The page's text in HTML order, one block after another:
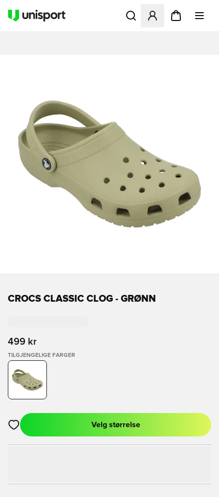
Åpner en Modal for å
CROCS CLASSIC CLOG - GRØNN
499 kr
TILGJENGELIGE FARGER
Åpner en Modal for å logge inn eller registrere deg som
Velg størrelse